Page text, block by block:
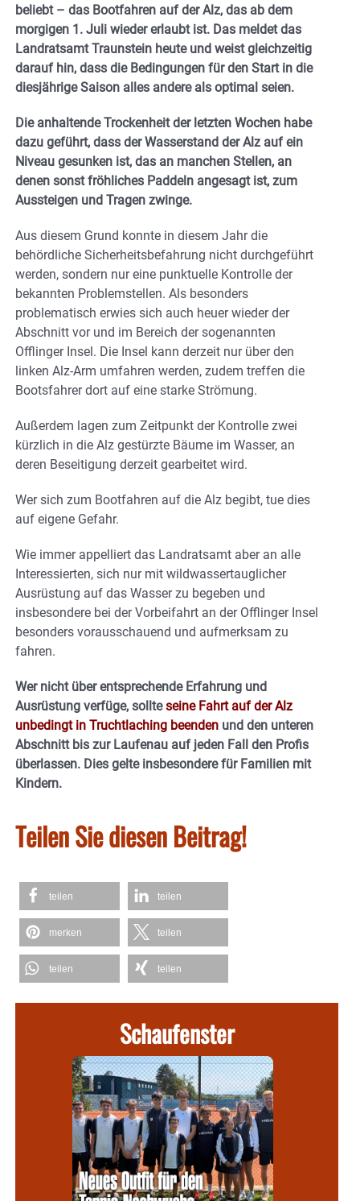
beliebt – das Bootfahren auf der Alz, das ab dem
morgigen 1. Juli wieder erlaubt ist. Das meldet das
Landratsamt Traunstein heute und weist gleichzeitig
darauf hin, dass die Bedingungen für den Start in die
diesjährige Saison alles andere als optimal seien.
Die anhaltende Trockenheit der letzten Wochen habe
dazu geführt, dass der Wasserstand der Alz auf ein
Niveau gesunken ist, das an manchen Stellen, an
denen sonst fröhliches Paddeln angesagt ist, zum
Aussteigen und Tragen zwinge.
Aus diesem Grund konnte in diesem Jahr die
behördliche Sicherheitsbefahrung nicht durchgeführt
werden, sondern nur eine punktuelle Kontrolle der
bekannten Problemstellen. Als besonders
problematisch erwies sich auch heuer wieder der
Abschnitt vor und im Bereich der sogenannten
Offlinger Insel. Die Insel kann derzeit nur über den
linken Alz-Arm umfahren werden, zudem treffen die
Bootsfahrer dort auf eine starke Strömung.
Außerdem lagen zum Zeitpunkt der Kontrolle zwei
kürzlich in die Alz gestürzte Bäume im Wasser, an
deren Beseitigung derzeit gearbeitet wird.
Wer sich zum Bootfahren auf die Alz begibt, tue dies
auf eigene Gefahr.
Wie immer appelliert das Landratsamt aber an alle
Interessierten, sich nur mit wildwassertauglicher
Ausrüstung auf das Wasser zu begeben und
insbesondere bei der Vorbeifahrt an der Offlinger Insel
besonders vorausschauend und aufmerksam zu
fahren.
Wer nicht über entsprechende Erfahrung und
Ausrüstung verfüge, sollteseine Fahrt auf der Alz
unbedingt in Truchtlaching beenden und den unteren
Abschnitt bis zur Laufenau auf jeden Fall den Profis
überlassen. Dies gelte insbesondere für Familien mit
Kindern.
Teilen Sie diesen Beitrag!
teilen teilen
merken teilen
teilen teilen
Schaufenster